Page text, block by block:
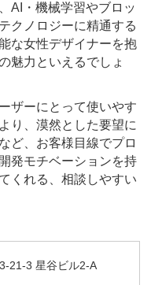
AI・機械学習やブロッ
クノロジーに精通する
な女性デザイナーを抱
魅力といえるでしょ
ザーにとって使いやす
り、漠然とした要望に
ど、お客様目線でプロ
発モチベーションを持
くれる、相談しやすい
21-3 星谷ビル2-A